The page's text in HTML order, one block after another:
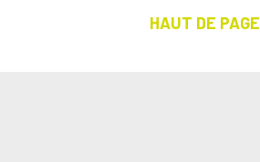
HAUT DE PAGE